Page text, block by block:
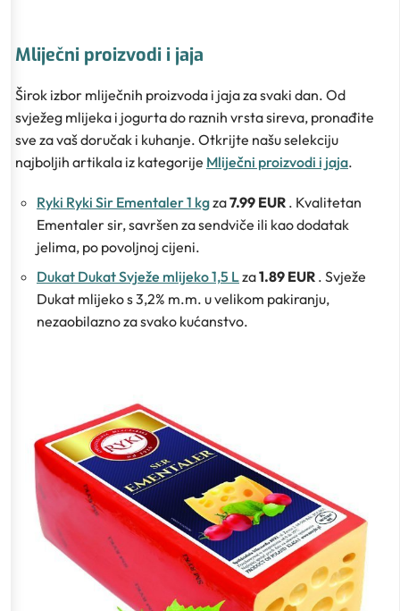
Mliječni proizvodi i jaja
Širok izbor mliječnih proizvoda i jaja za svaki dan. Od
svježeg mlijeka i jogurta do raznih vrsta sireva, pronađite
sve za vaš doručak i kuhanje. Otkrijte našu selekciju
najboljih artikala iz kategorije Mliječni proizvodi i jaja.
Ryki Ryki Sir Ementaler 1 kgza7.99 EUR . Kvalitetan
Ementaler sir, savršen za sendviče ili kao dodatak
jelima, po povoljnoj cijeni.
Dukat Dukat Svježe mlijeko 1,5 Lza1.89 EUR . Svježe
Dukat mlijeko s 3,2% m.m. u velikom pakiranju,
nezaobilazno za svako kućanstvo.